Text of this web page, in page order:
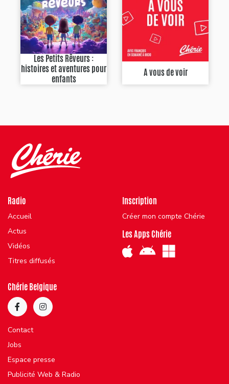
Les Petits Rêveurs :
histoires et aventures pour
enfants
A vous de voir
Radio
Accueil
Actus
Vidéos
Titres diffusés
Inscription
Créer mon compte Chérie
Les Apps Chérie
Chérie Belgique
Contact
Jobs
Espace presse
Publicité Web & Radio